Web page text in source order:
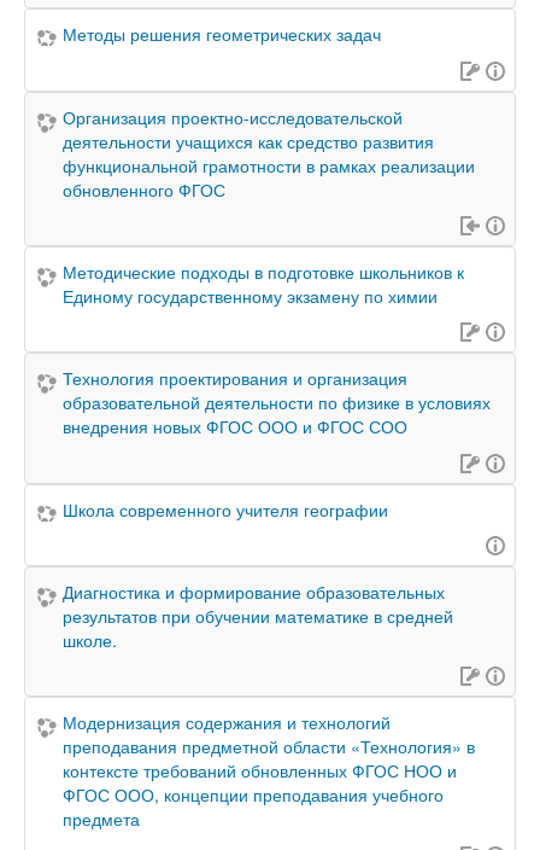
Методы решения геометрических задач
Организация проектно-исследовательской
деятельности учащихся как средство развития
функциональной грамотности в рамках реализации
обновленного ФГОС
Методические подходы в подготовке школьников к
Единому государственному экзамену по химии
Технология проектирования и организация
образовательной деятельности по физике в условиях
внедрения новых ФГОС ООО и ФГОС СОО
Школа современного учителя географии
Диагностика и формирование образовательных
результатов при обучении математике в средней
школе.
Модернизация содержания и технологий
преподавания предметной области «Технология» в
контексте требований обновленных ФГОС НОО и
ФГОС ООО, концепции преподавания учебного
предмета